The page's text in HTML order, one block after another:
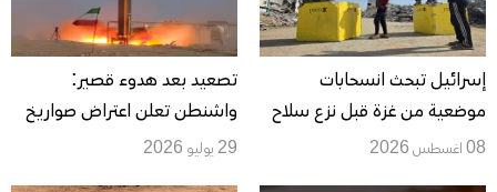
إسرائيل تبحث انسحابات
موضعية من غزة قبل نزع سلاح
حماس تمهيداً لقوة دولية..
08 اغسطس 2026
تصعيد بعد هدوء قصير:
واشنطن تعلن اعتراض صواريخ
إيرانية استهدفت قاعدة أميركية
29 يوليو 2026